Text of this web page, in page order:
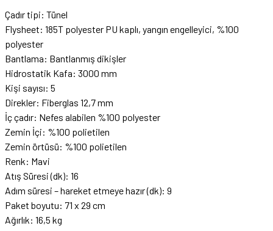
Çadır tipi: Tünel
Flysheet: 185T polyester PU kaplı, yangın engelleyici, %100
polyester
Bantlama: Bantlanmış dikişler
Hidrostatik Kafa: 3000 mm
Kişi sayısı: 5
Direkler: Fiberglas 12,7 mm
İç çadır: Nefes alabilen %100 polyester
Zemin İçi: %100 polietilen
Zemin örtüsü: %100 polietilen
Renk: Mavi
Atış Süresi (dk): 16
Adım süresi – hareket etmeye hazır (dk): 9
Paket boyutu: 71 x 29 cm
Ağırlık: 16,5 kg